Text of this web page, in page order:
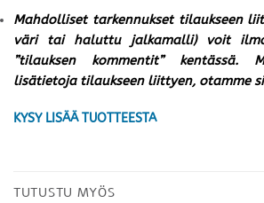
Mahdolliset tarkennukset tilaukseen
väri tai haluttu jalkamalli) voit
”tilauksen kommentit” kentässä.
lisätietoja tilaukseen liittyen, otamme
KYSY LISÄÄ TUOTTEESTA
TUTUSTU MYÖS